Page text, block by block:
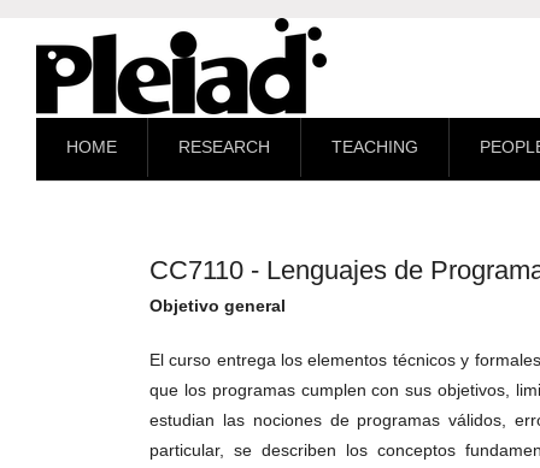
HOME RESEARCH TEACHING
CC7110 - Lenguajes de
Objetivo general
El curso entrega los elementos técnicos y
que los programas cumplen con sus objetivos,
estudian las nociones de programas válidos,
particular, se describen los conceptos